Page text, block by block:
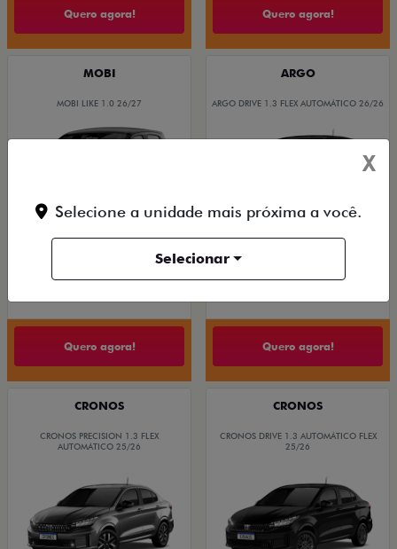
Quero agora! Quero agora!
MOBI
MOBI LIKE 1.0 26/27
Quero agora!
ARGO
ARGO DRIVE 1.3 FLEX AUTOMÁTICO 26/26
Quero agora!
CRONOS
CRONOS PRECISION 1.3 FLEX
AUTOMÁTICO 25/26
CRONOS
CRONOS DRIVE 1.3 AUTOMÁTICO FLEX
25/26
X
Selecione a unidade mais próxima a você.
Selecionar